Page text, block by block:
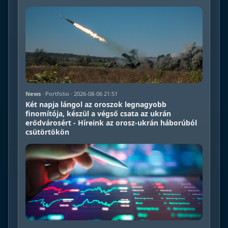
News · Portfolio · 2026-08-06 21:51
Két napja lángol az oroszok legnagyobb
finomítója, készül a végső csata az ukrán
erődvárosért - Híreink az orosz-ukrán háborúból
csütörtökön